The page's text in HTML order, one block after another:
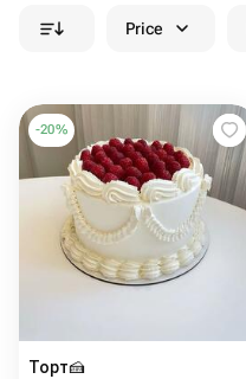
Price
-20%
Торт🍰